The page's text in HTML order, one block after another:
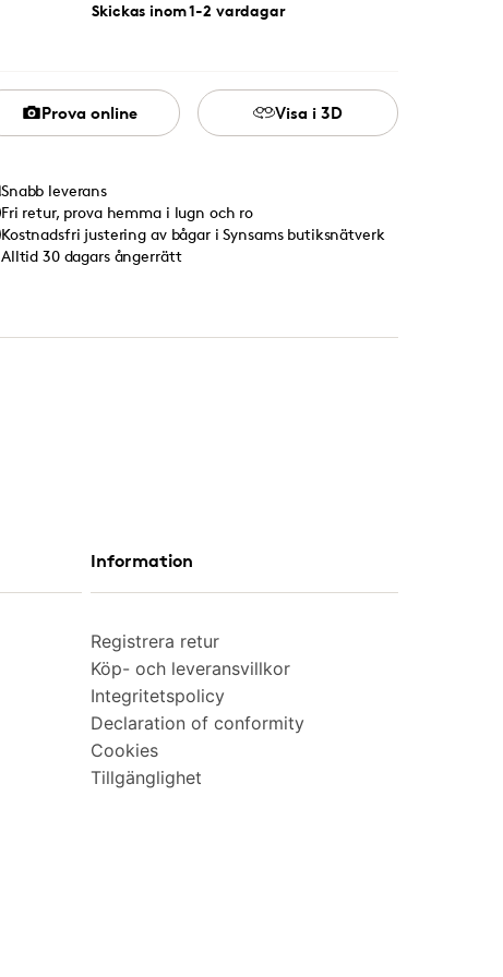
Skickas inom 1-2 vardagar
Prova online Visa i 3D
Snabb leverans
Fri retur, prova hemma i lugn och ro
Kostnadsfri justering av bågar i Synsams butiksnätverk
Alltid 30 dagars ångerrätt
Information
Registrera retur
Köp- och leveransvillkor
Integritetspolicy
Declaration of conformity
Cookies
Tillgänglighet